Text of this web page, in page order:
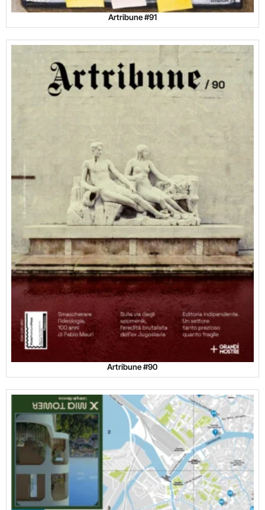
Artribune #91
Artribune #90